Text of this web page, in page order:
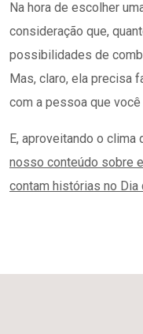
Na hora de escolher
consideração que,
possibilidades de
Mas, claro, ela precisa
com a pessoa que
E, aproveitando o clima
nosso conteúdo sobre
contam histórias no Dia